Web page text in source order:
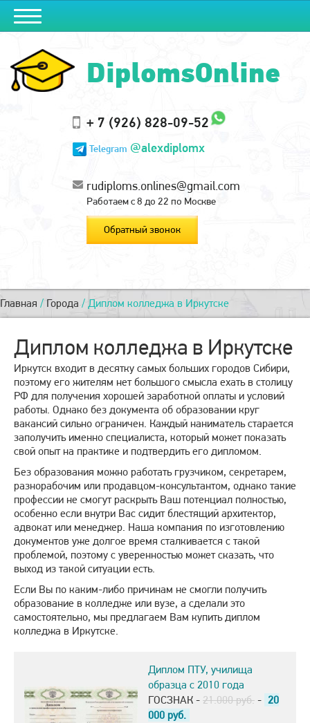
DiplomsOnline
+ 7 (926) 828-09-52
Telegram @alexdiplomx
rudiploms.onlines@gmail.com
Работаем с 8 до 22 по Москве
Обратный звонок
Главная / Города / Диплом колледжа в Иркутске
Диплом колледжа в Иркутске
Иркутск входит в десятку самых больших городов Сибири,
поэтому его жителям нет большого смысла ехать в столицу
РФ для получения хорошей заработной оплаты и условий
работы. Однако без документа об образовании круг
вакансий сильно ограничен. Каждый наниматель старается
заполучить именно специалиста, который может показать
свой опыт на практике и подтвердить его дипломом.
Без образования можно работать грузчиком, секретарем,
разнорабочим или продавцом-консультантом, однако такие
профессии не смогут раскрыть Ваш потенциал полностью,
особенно если внутри Вас сидит блестящий архитектор,
адвокат или менеджер. Наша компания по изготовлению
документов уже долгое время сталкивается с такой
проблемой, поэтому с уверенностью может сказать, что
выход из такой ситуации есть.
Если Вы по каким-либо причинам не смогли получить
образование в колледже или вузе, а сделали это
самостоятельно, мы предлагаем Вам купить диплом
колледжа в Иркутске.
Диплом ПТУ, училища
образца с 2010 года
ГОСЗНАК - 21.000 руб. - 20
000 руб.